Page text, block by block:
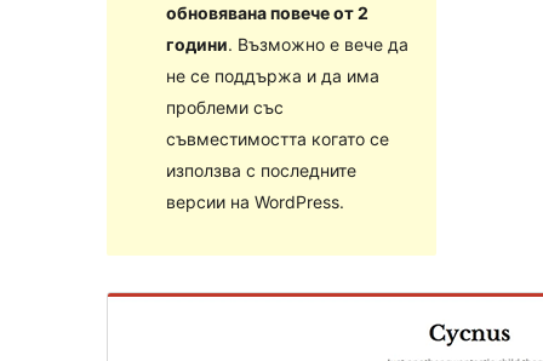
обновявана повече от 2
години. Възможно е вече да
не се поддържа и да има
проблеми със
съвместимостта когато се
използва с последните
версии на WordPress.